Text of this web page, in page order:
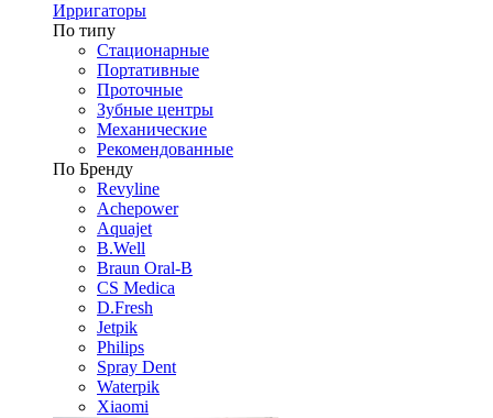
Ирригаторы
По типу
Стационарные
Портативные
Проточные
Зубные центры
Механические
Рекомендованные
По Бренду
Revyline
Achepower
Aquajet
B.Well
Braun Oral-B
CS Medica
D.Fresh
Jetpik
Philips
Spray Dent
Waterpik
Xiaomi